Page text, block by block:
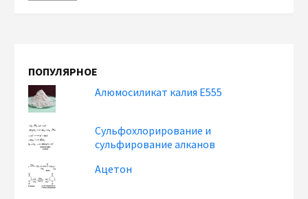
ПОПУЛЯРНОЕ
Алюмосиликат калия Е555
Сульфохлорирование и
сульфирование алканов
Ацетон